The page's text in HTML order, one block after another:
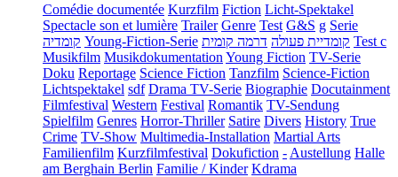
Comédie documentée Kurzfilm Fiction Licht-Spektakel
Spectacle son et lumière Trailer Genre Test G&S g Serie
קומדיה Young-Fiction-Serie קומדיית פעולה דרמה קומית
Test c
Musikfilm Musikdokumentation Young Fiction TV-Serie
Doku Reportage Science Fiction Tanzfilm Science-Fiction
Lichtspektakel sdf Drama TV-Serie Biographie Docutainment
Filmfestival Western Festival Romantik TV-Sendung
Spielfilm Genres Horror-Thriller Satire Divers History True
Crime TV-Show Multimedia-Installation Martial Arts
Familienfilm Kurzfilmfestival Dokufiction - Austellung Halle
am Berghain Berlin Familie / Kinder Kdrama